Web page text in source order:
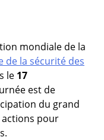
mondiale de la
de la sécurité des
le 17
est de
du grand
pour